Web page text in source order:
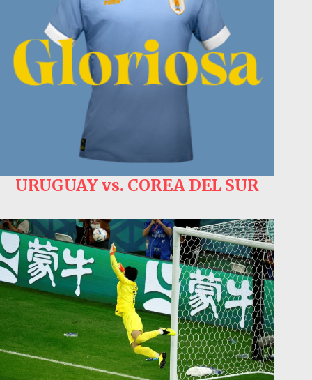
URUGUAY vs. COREA DEL SUR